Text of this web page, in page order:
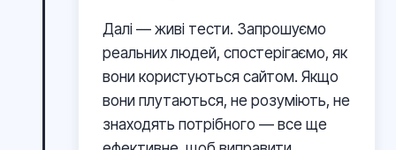
Далі — живі тести. Запрошуємо
реальних людей, спостерігаємо, як
вони користуються сайтом. Якщо
вони плутаються, не розуміють, не
знаходять потрібного — все ще